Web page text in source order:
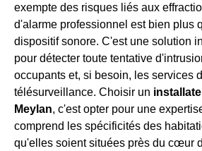
exempte des risques liés aux
d'alarme professionnel est bien plus
dispositif sonore. C'est une solution
pour détecter toute tentative
occupants et, si besoin, les services
télésurveillance. Choisir un
Meylan, c'est opter pour une
comprend les spécificités des
qu'elles soient situées près du cœur